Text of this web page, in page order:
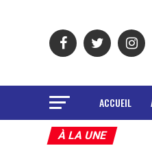
ACCUEIL
À LA UNE